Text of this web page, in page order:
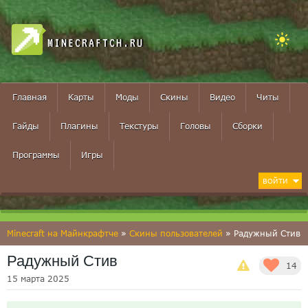
MINECRAFTCH.RU
Главная Карты Моды Скины Видео Читы
Гайды Плагины Текстуры Головы Сборки
Программы Игры
ВОЙТИ
Minecraft на Майнкрафтче » Скины пользователей » Радужный Стив
14
Радужный Стив
15 марта 2025